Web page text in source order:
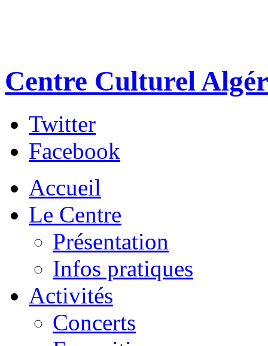
Centre Culturel
Twitter
Facebook
Accueil
Le Centre
Présentation
Infos pratiques
Activités
Concerts